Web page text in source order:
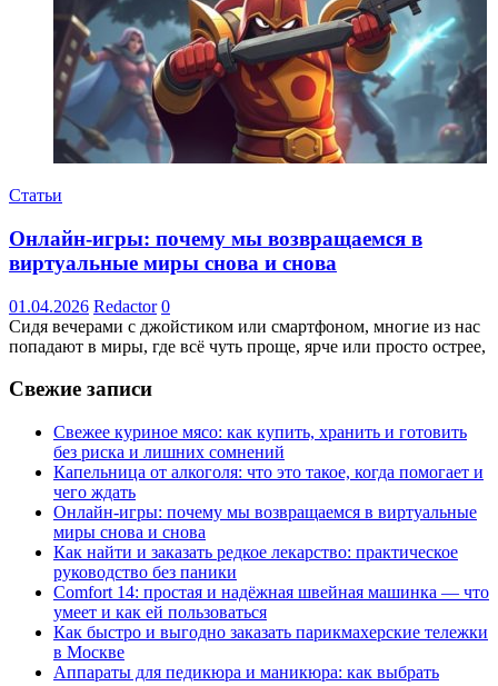
Статьи
Онлайн-игры: почему мы возвращаемся в
виртуальные миры снова и снова
01.04.2026 Redactor 0
Сидя вечерами с джойстиком или смартфоном, многие из нас
попадают в миры, где всё чуть проще, ярче или просто острее,
Свежие записи
Свежее куриное мясо: как купить, хранить и готовить
без риска и лишних сомнений
Капельница от алкоголя: что это такое, когда помогает и
чего ждать
Онлайн-игры: почему мы возвращаемся в виртуальные
миры снова и снова
Как найти и заказать редкое лекарство: практическое
руководство без паники
Comfort 14: простая и надёжная швейная машинка — что
умеет и как ей пользоваться
Как быстро и выгодно заказать парикмахерские тележки
в Москве
Аппараты для педикюра и маникюра: как выбрать